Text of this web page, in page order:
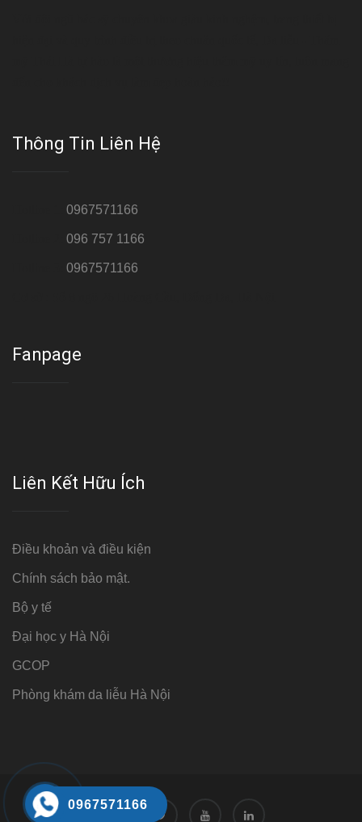
Thông Tin Liên Hệ
0967571166
096 757 1166
0967571166
Fanpage
Liên Kết Hữu Ích
Điều khoản và điều kiện
Chính sách bảo mật.
Bộ y tế
Đại học y Hà Nội
GCOP
Phòng khám da liễu Hà Nội
0967571166